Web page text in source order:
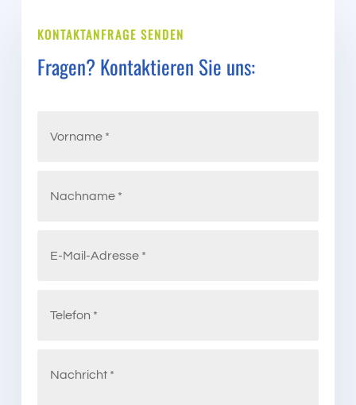
KONTAKTANFRAGE SENDEN
Fragen? Kontaktieren Sie uns: